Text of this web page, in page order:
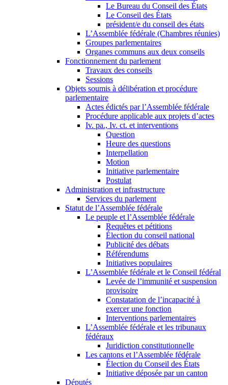
Le Bureau du Conseil des États
Le Conseil des États
président/e du conseil des états
L’Assemblée fédérale (Chambres réunies)
Groupes parlementaires
Organes communs aux deux conseils
Fonctionnement du parlement
Travaux des conseils
Sessions
Objets soumis à délibération et procédure
parlementaire
Actes édictés par l’Assemblée fédérale
Procédure applicable aux projets d’actes
Iv. pa., Iv. ct. et interventions
Question
Heure des questions
Interpellation
Motion
Initiative parlementaire
Postulat
Administration et infrastructure
Services du parlement
Statut de l’Assemblée fédérale
Le peuple et l’Assemblée fédérale
Requêtes et pétitions
Élection du conseil national
Publicité des débats
Référendums
Initiatives populaires
L’Assemblée fédérale et le Conseil fédéral
Levée de l’immunité et suspension
provisoire
Constatation de l’incapacité à
exercer une fonction
Interventions parlementaires
L’Assemblée fédérale et les tribunaux
fédéraux
Juridiction constitutionnelle
Les cantons et l’Assemblée fédérale
Élection du Conseil des États
Initiative déposée par un canton
Députés